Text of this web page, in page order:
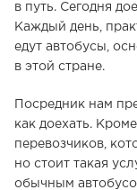
в путь. Сегодня
Каждый день,
едут автобусы,
в этой стране.
Посредник нам
как доехать.
перевозчиков,
но стоит такая
обычным